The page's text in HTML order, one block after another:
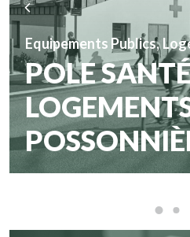
POLE
Equipements Publics,